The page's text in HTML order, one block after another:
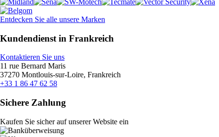
Entdecken Sie alle unsere Marken
Kundendienst in Frankreich
Kontaktieren Sie uns
11 rue Bernard Maris
37270 Montlouis-sur-Loire, Frankreich
+33 1 86 47 62 58
Sichere Zahlung
Kaufen Sie sicher auf unserer Website ein